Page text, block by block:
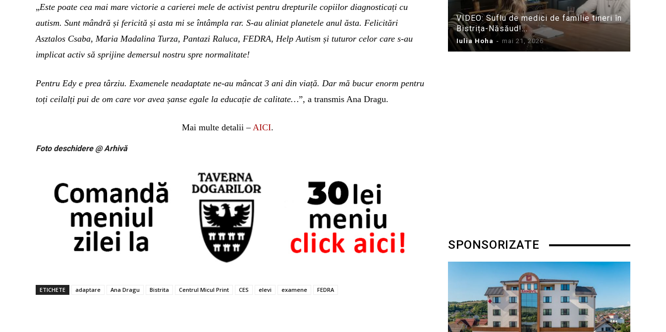
„Este poate cea mai mare victorie a carierei mele de activist pentru drepturile copiilor diagnosticați cu
autism. Sunt mândră și fericită și asta mi se întâmpla rar. S-au aliniat planetele anul ăsta. Felicitări
Asztalos Csaba, Maria Madalina Turza, Pantazi Raluca, FEDRA, Help Autism și tuturor celor care s-au
implicat activ să sprijine demersul nostru spre normalitate!
Pentru Edy e prea târziu. Examenele neadaptate ne-au mâncat 3 ani din viață. Dar mă bucur enorm pentru
toți ceilalți pui de om care vor avea șanse egale la educație de calitate…”, a transmis Ana Dragu.
Mai multe detalii –AICI.
Foto deschidere @ Arhivă
ETICHETE adaptare Ana Dragu Bistrita Centrul Micul Print CES elevi examene FEDRA
VIDEO: Suflu de medici de familie tineri în
Bistrița-Năsăud!...
Iulia Hoha - mai 21, 2026
SPONSORIZATE